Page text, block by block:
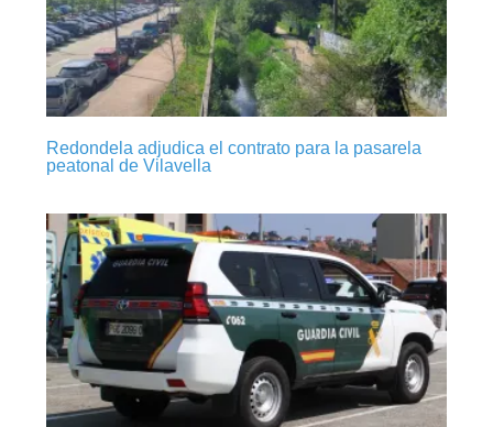
Redondela adjudica el contrato para la pasarela
peatonal de Vilavella